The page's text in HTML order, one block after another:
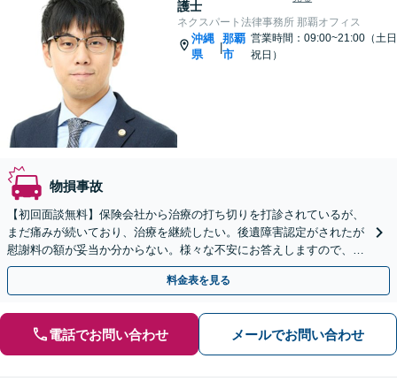
護士
ネクスパート法律事務所 那覇オフィス
沖縄
県
|
那覇
市
営業時間：09:00~21:00（土日
祝日）
物損事故
【初回面談無料】保険会社から治療の打ち切りを打診されているが、
まだ痛みが続いており、治療を継続したい。後遺障害認定がされたが
慰謝料の額が妥当か分からない。様々な不安にお答えしますので、お
気軽にご連絡ください。ご相談・着手金は無料です。
料金表を見る
電話でお問い合わせ メールでお問い合わせ